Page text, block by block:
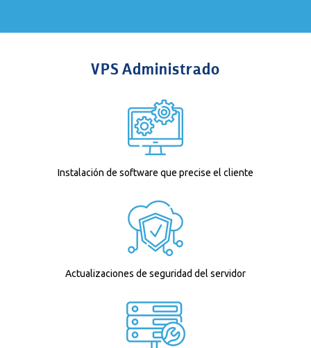
VPS Administrado
Instalación de software que precise el cliente
Actualizaciones de seguridad del servidor